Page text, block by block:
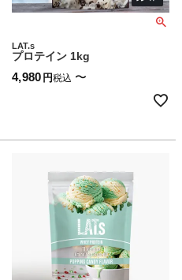
LAT.s
プロテイン 1kg
4,980 税込 〜